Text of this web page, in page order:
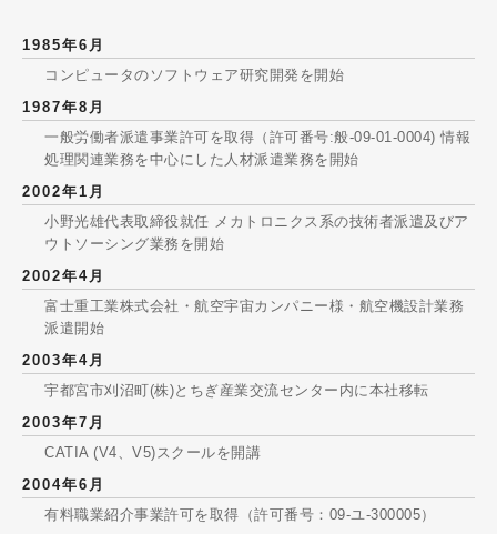
1985年6月
コンピュータのソフトウェア研究開発を開始
1987年8月
一般労働者派遣事業許可を取得（許可番号:般-09-01-0004) 情報
処理関連業務を中心にした人材派遣業務を開始
2002年1月
小野光雄代表取締役就任 メカトロニクス系の技術者派遣及びア
ウトソーシング業務を開始
2002年4月
富士重工業株式会社・航空宇宙カンパニー様・航空機設計業務
派遣開始
2003年4月
宇都宮市刈沼町(株)とちぎ産業交流センター内に本社移転
2003年7月
CATIA (V4、V5)スクールを開講
2004年6月
有料職業紹介事業許可を取得（許可番号：09-ユ-300005）